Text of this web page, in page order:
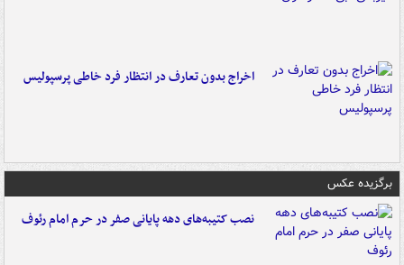
اخراج بدون تعارف در انتظار فرد خاطی پرسپولیس
برگزیده عکس
نصب کتیبه‌های دهه پایانی صفر در حرم امام رئوف